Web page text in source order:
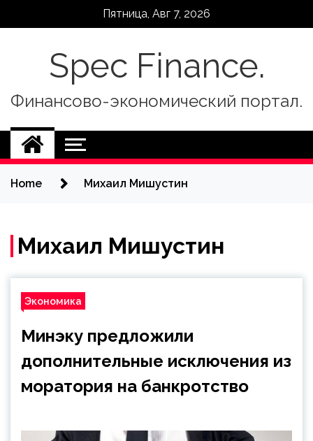
Пятница, Авг 7, 2026
Spec Finance.
Финансово-экономический портал.
Home Михаил Мишустин
Михаил Мишустин
Экономика
Минэку предложили
дополнительные исключения из
моратория на банкротство